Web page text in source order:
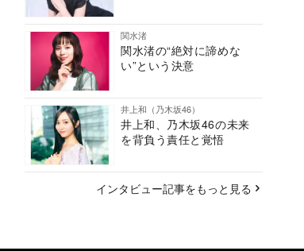
関水渚
関水渚の“絶対に諦めな
い”という決意
井上和（乃木坂46）
井上和、乃木坂46の未来
を背負う責任と覚悟
インタビュー記事をもっと見る